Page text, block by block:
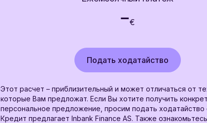
-€
Подать ходатайство
Этот расчет – приблизительный и может отличаться от
которые Вам предложат. Если Вы хотите получить
персональное предложение, просим подать ходатайство
Кредит предлагает Inbank Finance AS. Также